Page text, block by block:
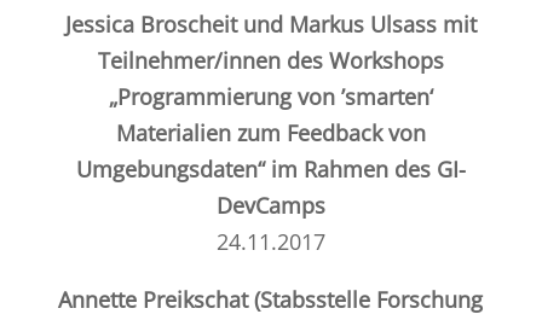
Jessica Broscheit und Markus Ulsass mit
Teilnehmer/innen des Workshops
„Programmierung von ’smarten‘
Materialien zum Feedback von
Umgebungsdaten“ im Rahmen des GI-
DevCamps
24.11.2017
Annette Preikschat (Stabsstelle Forschung